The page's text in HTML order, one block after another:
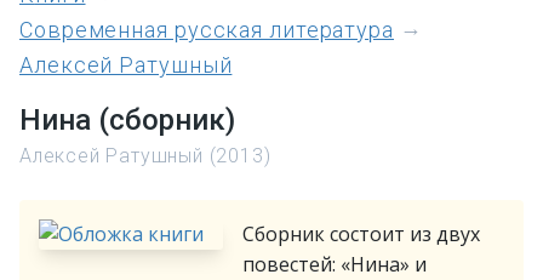
Современная русская литература
Алексей Ратушный
Нина (сборник)
Алексей Ратушный (2013)
Сборник состоит из двух
повестей: «Нина» и